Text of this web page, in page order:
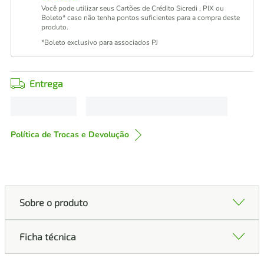
Você pode utilizar seus Cartões de Crédito Sicredi , PIX ou
Boleto* caso não tenha pontos suficientes para a compra deste
produto.
*Boleto exclusivo para associados PJ
Entrega
Política de Trocas e Devolução
Sobre o produto
Ficha técnica